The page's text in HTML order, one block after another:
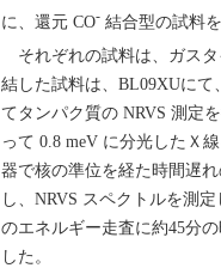
に、還元 CO- 結合型の試料
それぞれの試料は、ガスタ
結した試料は、BL09XUにて
てタンパク質の NRVS 測定
って 0.8 meV に分光したＸ
器で核の準位を経た時間遅
し、NRVS スペクトルを測
のエネルギー走査に約45分
した。